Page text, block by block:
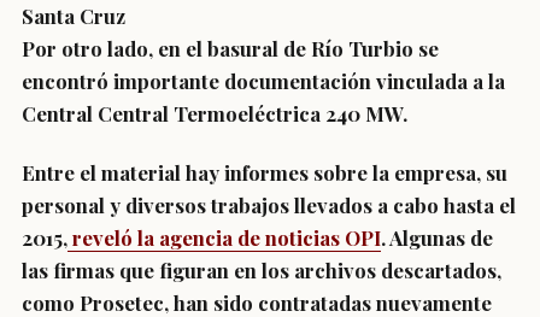
Santa Cruz
Por otro lado, en el basural de Río Turbio se
encontró importante documentación vinculada a la
Central Central Termoeléctrica 240 MW.
Entre el material hay informes sobre la empresa, su
personal y diversos trabajos llevados a cabo hasta el
2015,reveló la agencia de noticias OPI. Algunas de
las firmas que figuran en los archivos descartados,
como Prosetec, han sido contratadas nuevamente